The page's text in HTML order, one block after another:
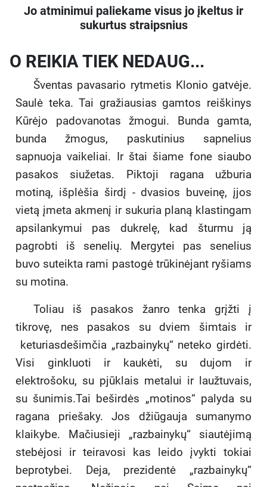
Jo atminimui paliekame visus jo įkeltus ir
sukurtus straipsnius
O REIKIA TIEK NEDAUG...
Šventas pavasario rytmetis Klonio gatvėje.
Saulė teka. Tai gražiausias gamtos reiškinys
Kūrėjo padovanotas žmogui. Bunda gamta,
bunda žmogus, paskutinius sapnelius
sapnuoja vaikeliai. Ir štai šiame fone siaubo
pasakos siužetas. Piktoji ragana užburia
motiną, išplėšia širdį - dvasios buveinę, įjos
vietą įmeta akmenį ir sukuria planą klastingam
apsilankymui pas dukrelę, kad šturmu ją
pagrobti iš senelių. Mergytei pas senelius
buvo suteikta rami pastogė trūkinėjant ryšiams
su motina.
Toliau iš pasakos žanro tenka grįžti į
tikrovę, nes pasakos su dviem šimtais ir
keturiasdešimčia „razbainykų“ neteko girdėti.
Visi ginkluoti ir kaukėti, su dujom ir
elektrošoku, su pjūklais metalui ir laužtuvais,
su šunimis.Tai beširdės „motinos“ palyda su
ragana priešaky. Jos džiūgauja sumanymo
klaikybe. Mačiusieji „razbainykų“ siautėjimą
stebėjosi ir teiravosi kas leido įvykti tokiai
beprotybei. Deja, prezidentė „razbainykų“